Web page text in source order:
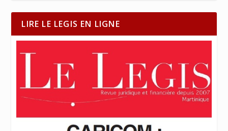
LIRE LE LEGIS EN LIGNE